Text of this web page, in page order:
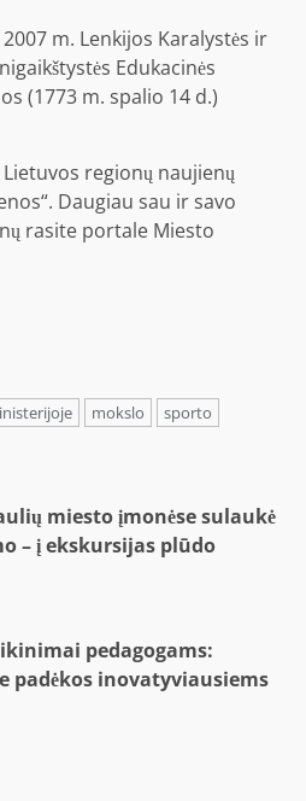
m. Lenkijos Karalystės ir
Edukacinės
(1773 m. spalio 14 d.)
regionų naujienų
Daugiau sau ir savo
rasite portale Miesto
mokslo
sporto
miesto įmonėse sulaukė
– į ekskursijas plūdo
pedagogams:
padėkos inovatyviausiems